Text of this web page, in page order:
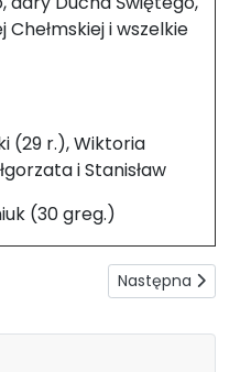
i wszelkie
(29 r.), Wiktoria
i Stanisław
(30 greg.)
mszalne 03-09.03.2025
Następna
Następna